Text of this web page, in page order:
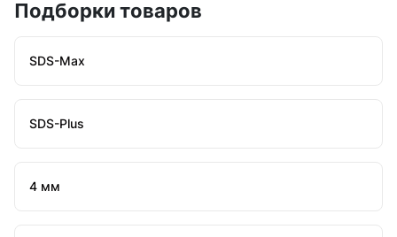
Подборки товаров
SDS-Max
SDS-Plus
4 мм